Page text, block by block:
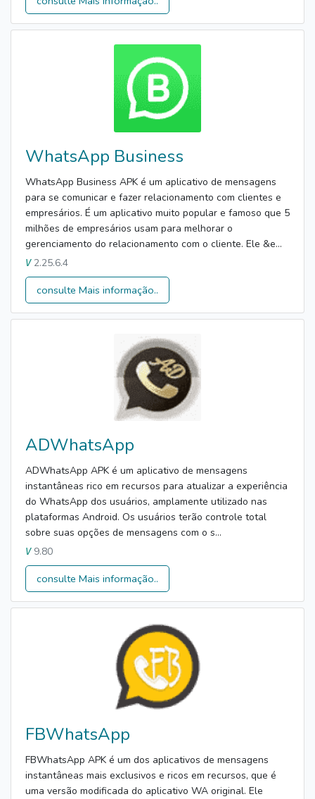
WhatsApp Business
WhatsApp Business APK é um aplicativo de mensagens
para se comunicar e fazer relacionamento com clientes e
empresários. É um aplicativo muito popular e famoso que 5
milhões de empresários usam para melhorar o
gerenciamento do relacionamento com o cliente. Ele &e...
V2.25.6.4
consulte Mais informação..
ADWhatsApp
ADWhatsApp APK é um aplicativo de mensagens
instantâneas rico em recursos para atualizar a experiência
do WhatsApp dos usuários, amplamente utilizado nas
plataformas Android. Os usuários terão controle total
sobre suas opções de mensagens com o s...
V9.80
consulte Mais informação..
FBWhatsApp
FBWhatsApp APK é um dos aplicativos de mensagens
instantâneas mais exclusivos e ricos em recursos, que é
uma versão modificada do aplicativo WA original. Ele